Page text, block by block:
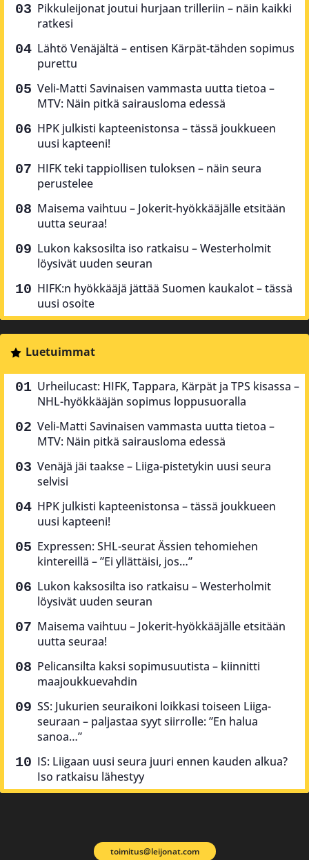
Pikkuleijonat joutui hurjaan trilleriin – näin kaikki
ratkesi
Lähtö Venäjältä – entisen Kärpät-tähden sopimus
purettu
Veli-Matti Savinaisen vammasta uutta tietoa –
MTV: Näin pitkä sairausloma edessä
HPK julkisti kapteenistonsa – tässä joukkueen
uusi kapteeni!
HIFK teki tappiollisen tuloksen – näin seura
perustelee
Maisema vaihtuu – Jokerit-hyökkääjälle etsitään
uutta seuraa!
Lukon kaksosilta iso ratkaisu – Westerholmit
löysivät uuden seuran
HIFK:n hyökkääjä jättää Suomen kaukalot – tässä
uusi osoite
Luetuimmat
Urheilucast: HIFK, Tappara, Kärpät ja TPS kisassa –
NHL-hyökkääjän sopimus loppusuoralla
Veli-Matti Savinaisen vammasta uutta tietoa –
MTV: Näin pitkä sairausloma edessä
Venäjä jäi taakse – Liiga-pistetykin uusi seura
selvisi
HPK julkisti kapteenistonsa – tässä joukkueen
uusi kapteeni!
Expressen: SHL-seurat Ässien tehomiehen
kintereillä – ”Ei yllättäisi, jos…”
Lukon kaksosilta iso ratkaisu – Westerholmit
löysivät uuden seuran
Maisema vaihtuu – Jokerit-hyökkääjälle etsitään
uutta seuraa!
Pelicansilta kaksi sopimusuutista – kiinnitti
maajoukkuevahdin
SS: Jukurien seuraikoni loikkasi toiseen Liiga-
seuraan – paljastaa syyt siirrolle: ”En halua
sanoa…”
IS: Liigaan uusi seura juuri ennen kauden alkua?
Iso ratkaisu lähestyy
toimitus@leijonat.com